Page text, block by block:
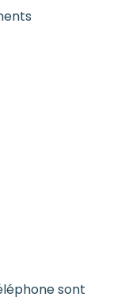
sont